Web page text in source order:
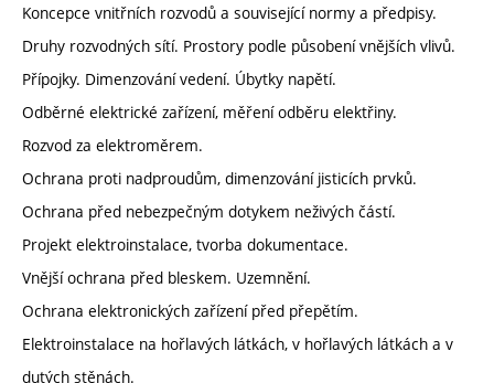
Koncepce vnitřních rozvodů a související normy a předpisy.
Druhy rozvodných sítí. Prostory podle působení vnějších vlivů.
Přípojky. Dimenzování vedení. Úbytky napětí.
Odběrné elektrické zařízení, měření odběru elektřiny.
Rozvod za elektroměrem.
Ochrana proti nadproudům, dimenzování jisticích prvků.
Ochrana před nebezpečným dotykem neživých částí.
Projekt elektroinstalace, tvorba dokumentace.
Vnější ochrana před bleskem. Uzemnění.
Ochrana elektronických zařízení před přepětím.
Elektroinstalace na hořlavých látkách, v hořlavých látkách a v
dutých stěnách.